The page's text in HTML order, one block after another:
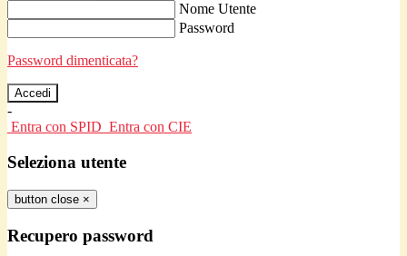
Nome Utente
Password
Password dimenticata?
-
Entra con SPID Entra con CIE
Seleziona utente
button close ×
Recupero password